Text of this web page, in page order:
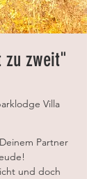
zu zweit"
Villa
Partner
und doch